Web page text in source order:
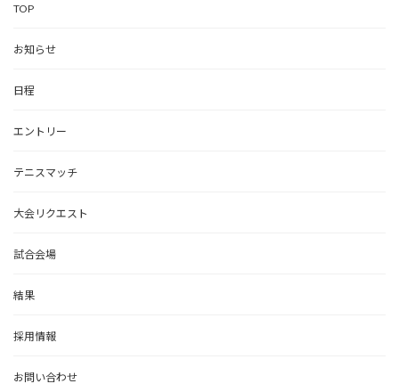
TOP
お知らせ
日程
エントリー
テニスマッチ
大会リクエスト
試合会場
結果
採用情報
お問い合わせ